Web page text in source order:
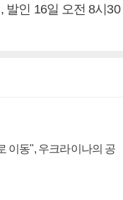
발인 16일 오전 8시30
이동", 우크라이나의 공